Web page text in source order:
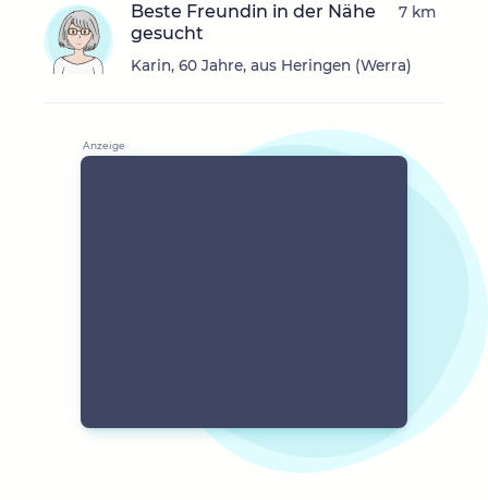
Beste Freundin in der Nähe
gesucht
Karin, 60 Jahre, aus Heringen (Werra)
7 km